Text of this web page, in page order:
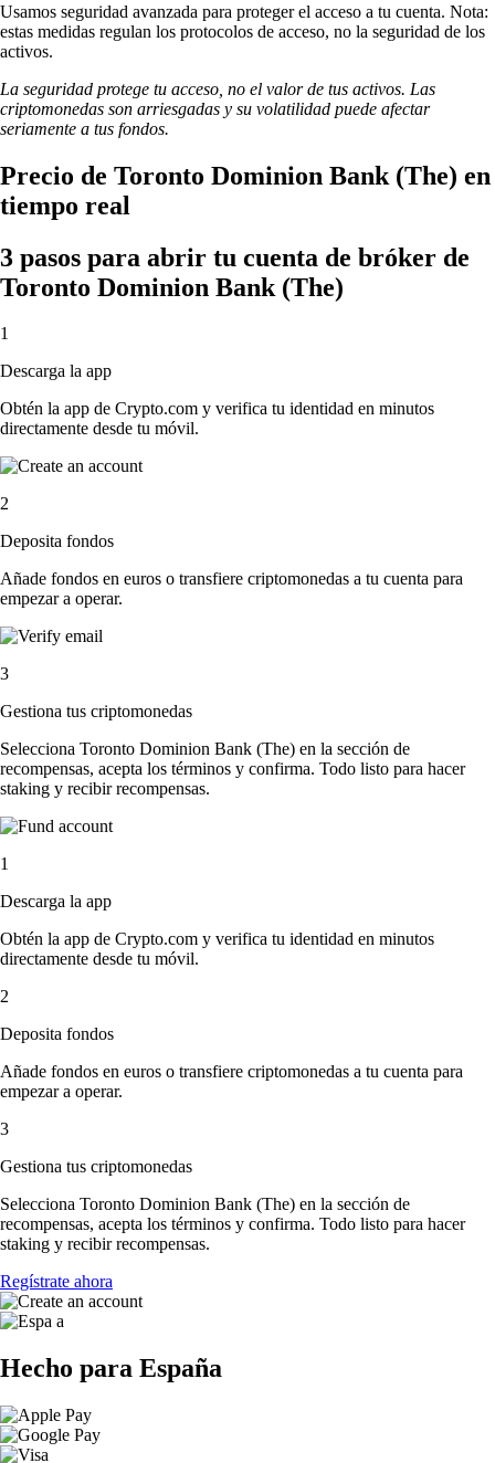
Usamos seguridad avanzada para proteger el acceso a tu cuenta. Nota:
estas medidas regulan los protocolos de acceso, no la seguridad de los
activos.
La seguridad protege tu acceso, no el valor de tus activos. Las
criptomonedas son arriesgadas y su volatilidad puede afectar
seriamente a tus fondos.
Precio de Toronto Dominion Bank (The) en
tiempo real
3 pasos para abrir tu cuenta de bróker de
Toronto Dominion Bank (The)
1
Descarga la app
Obtén la app de Crypto.com y verifica tu identidad en minutos
directamente desde tu móvil.
2
Deposita fondos
Añade fondos en euros o transfiere criptomonedas a tu cuenta para
empezar a operar.
3
Gestiona tus criptomonedas
Selecciona Toronto Dominion Bank (The) en la sección de
recompensas, acepta los términos y confirma. Todo listo para hacer
staking y recibir recompensas.
1
Descarga la app
Obtén la app de Crypto.com y verifica tu identidad en minutos
directamente desde tu móvil.
2
Deposita fondos
Añade fondos en euros o transfiere criptomonedas a tu cuenta para
empezar a operar.
3
Gestiona tus criptomonedas
Selecciona Toronto Dominion Bank (The) en la sección de
recompensas, acepta los términos y confirma. Todo listo para hacer
staking y recibir recompensas.
Regístrate ahora
Hecho para España